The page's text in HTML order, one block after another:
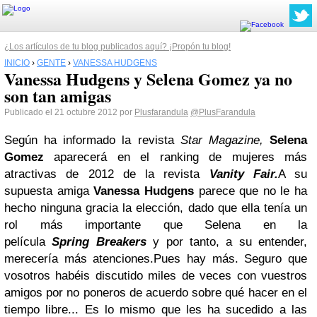
¿Los artículos de tu blog publicados aquí? ¡Propón tu blog!
INICIO › GENTE › VANESSA HUDGENS
Vanessa Hudgens y Selena Gomez ya no
son tan amigas
Publicado el 21 octubre 2012 por Plusfarandula @PlusFarandula
Según ha informado la revista Star Magazine, Selena
Gomez aparecerá en el ranking de mujeres más
atractivas de 2012 de la revista Vanity Fair.A su
supuesta amigaVanessa Hudgensparece que no le ha
hecho ninguna gracia la elección, dado que ella tenía un
rol más importante que Selena en la
películaSpring Breakersy por tanto, a su entender,
merecería más atenciones.Pues hay más. Seguro que
vosotros habéis discutido miles de veces con vuestros
amigos por no poneros de acuerdo sobre qué hacer en el
tiempo libre... Es lo mismo que les ha sucedido a las